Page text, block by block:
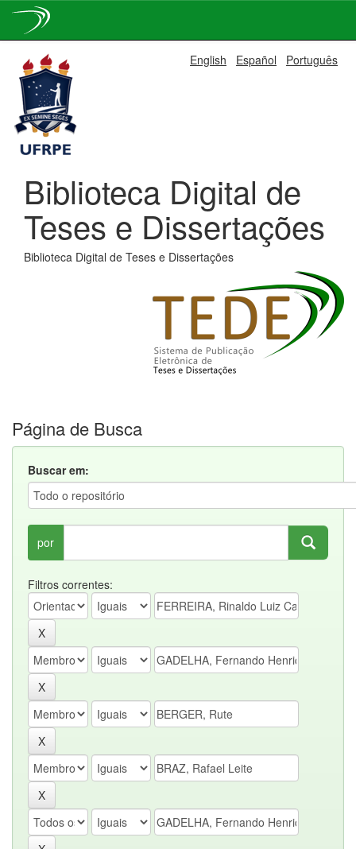
navigation
English Español Português
Biblioteca Digital de
Teses e Dissertações
Biblioteca Digital de Teses e Dissertações
Página de Busca
Buscar em:
por
Filtros correntes: